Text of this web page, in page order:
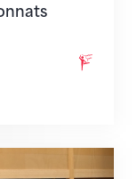
clairs